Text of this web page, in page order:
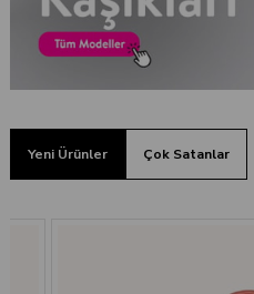
Yeni Ürünler Çok Satanlar